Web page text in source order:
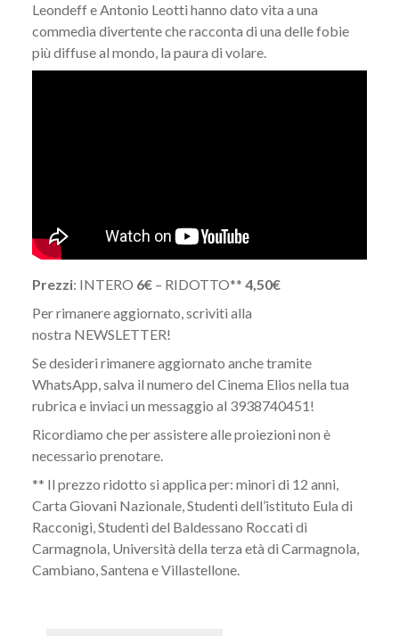
Leondeff e Antonio Leotti hanno dato vita a una
commedia divertente che racconta di una delle fobie
più diffuse al mondo, la paura di volare.
Prezzi: INTERO 6€– RIDOTTO** 4,50€
Per rimanere aggiornato, scriviti alla
nostra NEWSLETTER!
Se desideri rimanere aggiornato anche tramite
WhatsApp, salva il numero del Cinema Elios nella tua
rubrica e inviaci un messaggio al 3938740451!
Ricordiamo che per assistere alle proiezioni non è
necessario prenotare.
** Il prezzo ridotto si applica per: minori di 12 anni,
Carta Giovani Nazionale, Studenti dell’istituto Eula di
Racconigi, Studenti del Baldessano Roccati di
Carmagnola, Università della terza età di Carmagnola,
Cambiano, Santena e Villastellone.